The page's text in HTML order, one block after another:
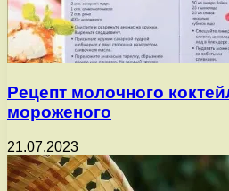
Рецепт молочного
мороженого
21.07.2023